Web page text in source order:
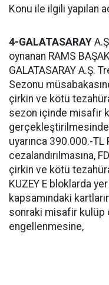
Konu ile ilgili yapılan
4-GALATASARAY
oynanan RAMS
GALATASARAY A.Ş.
Sezonu
çirkin ve kötü
sezon içinde misafir
uyarınca 390.000.-TL
cezalandırılmasına,
çirkin ve kötü
KUZEY E bloklarda
kapsamındaki
sonraki misafir kulüp
engellenmesine,